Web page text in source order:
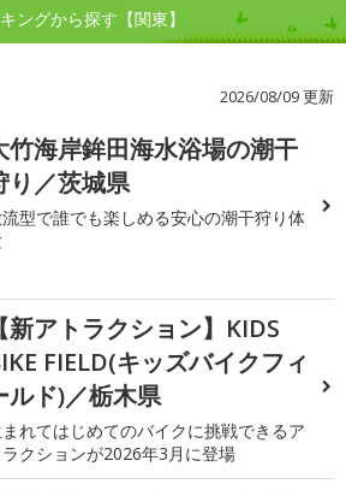
ングから探す【関東】
2026/08/09 更新
竹海岸鉾田海水浴場の潮干
り／茨城県
型で誰でも楽しめる安心の潮干狩り体
【新アトラクション】KIDS
FIELD(キッズバイクフィ
ルド)／栃木県
れてはじめてのバイクに挑戦できるア
ラクションが2026年3月に登場